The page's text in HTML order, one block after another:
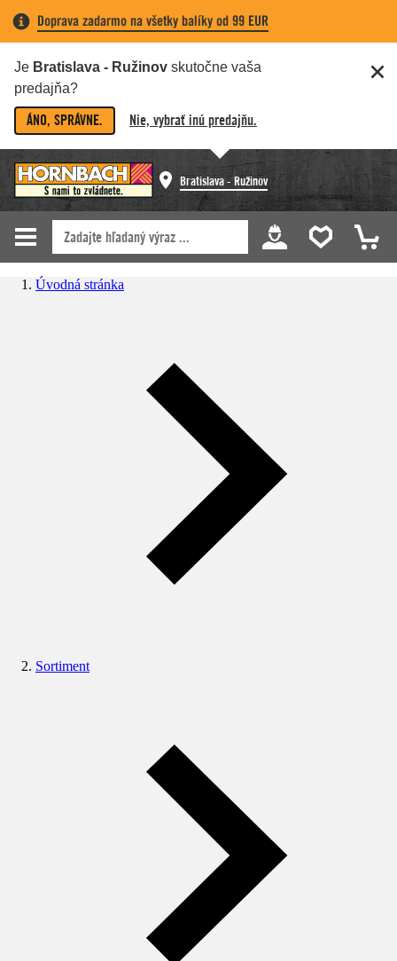
Doprava zadarmo na všetky balíky od 99 EUR
Je Bratislava - Ružinov skutočne vaša
predajňa?
ÁNO, SPRÁVNE. Nie, vybrať inú predajňu.
Bratislava - Ružinov
Úvodná stránka
Sortiment